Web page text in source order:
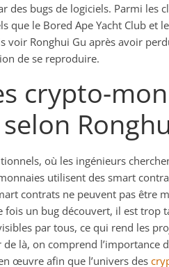
des bugs de logiciels. Parmi les
que le Bored Ape Yacht Club et
voir Ronghui Gu après avoir
de se reproduire.
crypto-
où les ingénieurs
utilisent des smart
contrats ne peuvent pas être
fois un bug découvert, il est trop
par tous, ce qui rend les
là, on comprend l’importance
œuvre afin que l’univers des